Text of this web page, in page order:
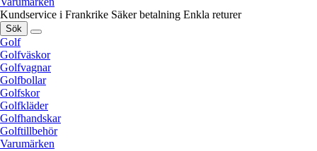
Kundservice i Frankrike Säker betalning Enkla returer
Sök
Golf
Golfväskor
Golfvagnar
Golfbollar
Golfskor
Golfkläder
Golfhandskar
Golftillbehör
Varumärken